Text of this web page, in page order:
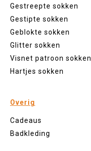
Gestreepte sokken
Gestipte sokken
Geblokte sokken
Glitter sokken
Visnet patroon sokken
Hartjes sokken
Overig
Cadeaus
Badkleding